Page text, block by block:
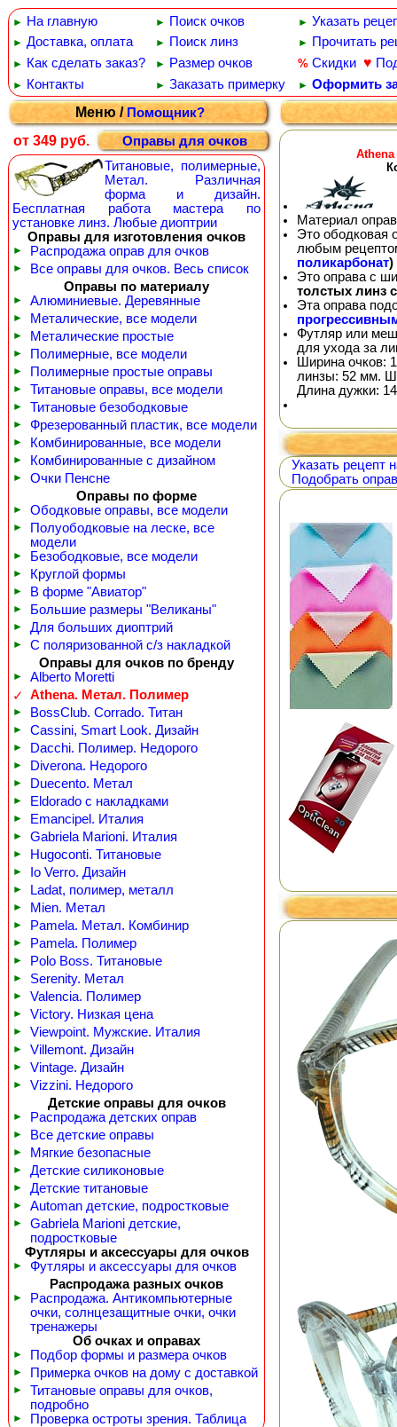
► На главную ► Поиск очков ► Указать
► Доставка, оплата ► Поиск линз ► Прочитать
► Как сделать заказ? ► Размер очков % Скидки ♥
► Контакты ► Заказать примерку ► Оформить
Меню /Помощник?
от 349 руб.
Оправы для очков
Титановые, полимерные,
Метал. Различная
форма и дизайн.
Бесплатная работа мастера по
установке линз. Любые диоптрии
Оправы для изготовления очков
► Распродажа оправ для очков
►
Все оправы для очков. Весь список
Оправы по материалу
► Алюминиевые. Деревянные
► Металические, все модели
► Металические простые
► Полимерные, все модели
► Полимерные простые оправы
► Титановые оправы, все модели
► Титановые безободковые
► Фрезерованный пластик, все модели
► Комбинированные, все модели
► Комбинированные с дизайном
►
Очки Пенсне
Оправы по форме
► Ободковые оправы, все модели
►
Полуободковые на леске, все
модели
► Безободковые, все модели
► Круглой формы
► В форме "Авиатор"
► Большие размеры "Великаны"
► Для больших диоптрий
►
С поляризованной с/з накладкой
Оправы для очков по бренду
►
Alberto Moretti
✓
Athena. Метал. Полимер
► BossClub. Corrado. Титан
► Cassini, Smart Look. Дизайн
► Dacchi. Полимер. Недорого
► Diverona. Недорого
► Duecento. Метал
► Eldorado с накладками
► Emancipel. Италия
► Gabriela Marioni. Италия
► Hugoconti. Титановые
► Io Verro. Дизайн
► Ladat, полимер, металл
► Mien. Метал
► Pamela. Метал. Комбинир
► Pamela. Полимер
► Polo Boss. Титановые
► Serenity. Метал
► Valencia. Полимер
► Victory. Низкая цена
► Viewpoint. Мужские. Италия
► Villemont. Дизайн
► Vintage. Дизайн
►
Vizzini. Недорого
Детские оправы для очков
► Распродажа детских оправ
► Все детские оправы
► Мягкие безопасные
► Детские силиконовые
► Детские титановые
► Automan детские, подростковые
►
Gabriela Marioni детские,
подростковые
Футляры и аксессуары для очков
►
Футляры и аксессуары для очков
Распродажа разных очков
►
Распродажа. Антикомпьютерные
очки, солнцезащитные очки, очки
тренажеры
Об очках и оправах
► Подбор формы и размера очков
► Примерка очков на дому с доставкой
►
Титановые оправы для очков,
подробно
► Проверка остроты зрения. Таблица
Материал
Это ободковая
любым
поликарбонат)
Это оправа с
толстых линз
Эта оправа
Футляр или
для ухода за
Ширина очков:
линзы: 52 мм.
Длина дужки:
Указать рецепт
Подобрать